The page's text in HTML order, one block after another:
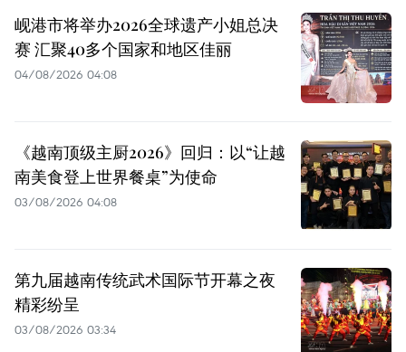
岘港市将举办2026全球遗产小姐总决
赛 汇聚40多个国家和地区佳丽
04/08/2026 04:08
《越南顶级主厨2026》回归：以“让越
南美食登上世界餐桌”为使命
03/08/2026 04:08
第九届越南传统武术国际节开幕之夜
精彩纷呈
03/08/2026 03:34